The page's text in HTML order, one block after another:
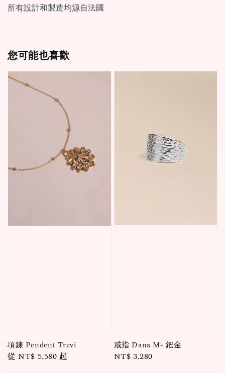
所有設計和製造均源自法國
您可能也喜歡
項鍊 Pendent Trevi
Regular
從 NT$ 5,580 起
戒指 Dana M- 鈀金
Regular
NT$ 3,280